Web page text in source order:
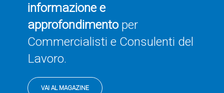
informazione e
approfondimentoper
Commercialisti e Consulenti del
Lavoro.
VAI AL MAGAZINE